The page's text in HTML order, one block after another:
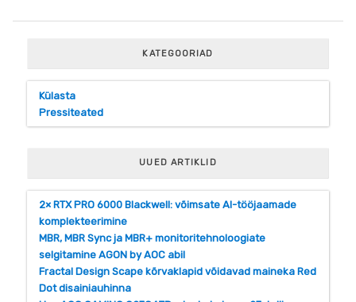
KATEGOORIAD
Külasta
Pressiteated
UUED ARTIKLID
2× RTX PRO 6000 Blackwell: võimsate AI-tööjaamade
komplekteerimine
MBR, MBR Sync ja MBR+ monitoritehnoloogiate
selgitamine AGON by AOC abil
Fractal Design Scape kõrvaklapid võidavad maineka Red
Dot disainiauhinna